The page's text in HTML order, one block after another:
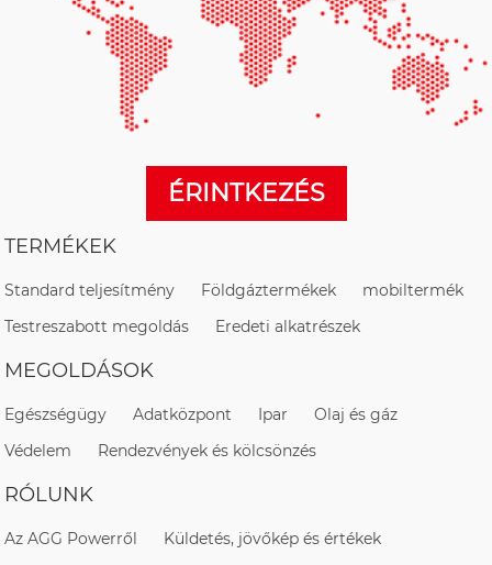
ÉRINTKEZÉS
TERMÉKEK
Standard teljesítmény Földgáztermékek
mobiltermék
Testreszabott megoldás
Eredeti alkatrészek
MEGOLDÁSOK
Egészségügy Adatközpont Ipar
Olaj és gáz
Védelem
Rendezvények és kölcsönzés
RÓLUNK
Az AGG Powerről
Küldetés, jövőkép és értékek